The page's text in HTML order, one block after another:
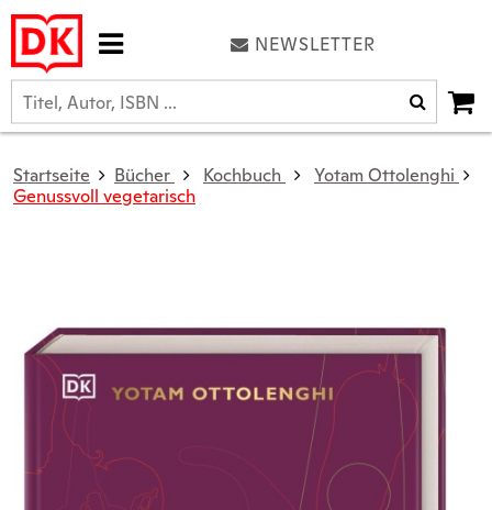
NEWSLETTER
Startseite Bücher Kochbuch
Yotam Ottolenghi
Genussvoll vegetarisch